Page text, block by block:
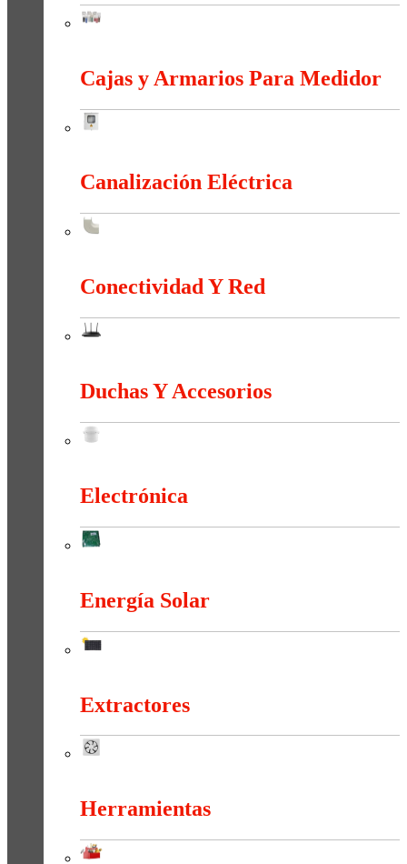
Cajas y Armarios Para Medidor
Canalización Eléctrica
Conectividad Y Red
Duchas Y Accesorios
Electrónica
Energía Solar
Extractores
Herramientas